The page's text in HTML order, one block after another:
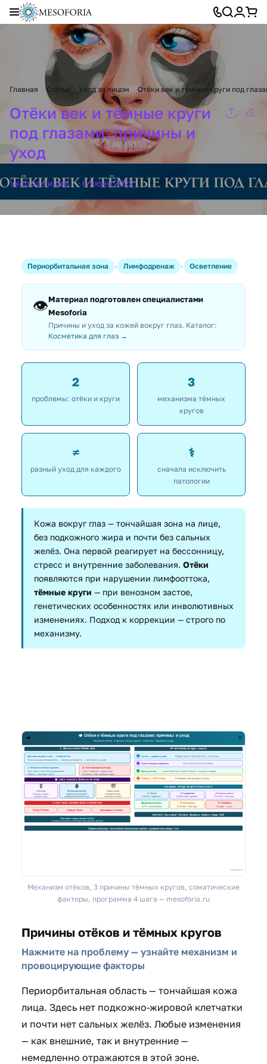
Главная Статьи Уход за лицом Отёки век и тёмные круги под
Отёки век и тёмные круги
под глазами: причины и
уход
Уход за лицом 6 июня 2022
Периорбитальная зона · Лимфодренаж · Осветление
👁️Материал подготовлен специалистами
Mesoforia
Причины и уход за кожей вокруг глаз. Каталог:
Косметика для глаз →
2
проблемы: отёки и круги
3
механизма тёмных
кругов
≠
разный уход для каждого
⚕️
сначала исключить
патологии
Кожа вокруг глаз — тончайшая зона на лице,
без подкожного жира и почти без сальных
желёз. Она первой реагирует на бессонницу,
стресс и внутренние заболевания. Отёки
появляются при нарушении лимфооттока,
тёмные круги — при венозном застое,
генетических особенностях или инволютивных
изменениях. Подход к коррекции — строго по
механизму.
Механизм отёков, 3 причины тёмных кругов, соматические
факторы, программа 4 шага — mesoforia.ru
Причины отёков и тёмных кругов
Нажмите на проблему — узнайте механизм и
провоцирующие факторы
Периорбитальная область — тончайшая кожа
лица. Здесь нет подкожно-жировой клетчатки
и почти нет сальных желёз. Любые изменения
— как внешние, так и внутренние —
немедленно отражаются в этой зоне.